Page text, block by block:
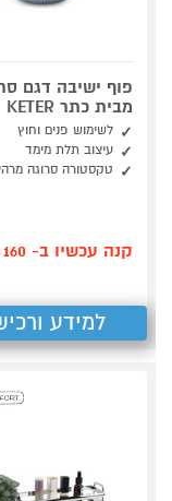
פוף ישיבה דגם
מבית כתר KETER
לשימוש פנים וחוץ
עיצוב תלת מימד
טקסטורה סרוגה
קנה עכשיו ב- 160
למידע